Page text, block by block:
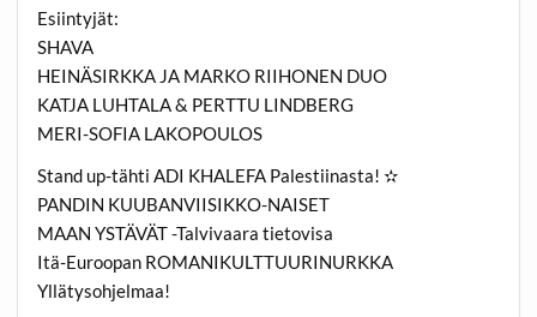
Esiintyjät:
SHAVA
HEINÄSIRKKA JA MARKO RIIHONEN DUO
KATJA LUHTALA & PERTTU LINDBERG
MERI-SOFIA LAKOPOULOS
Stand up-tähti ADI KHALEFA Palestiinasta! ✫
PANDIN KUUBANVIISIKKO-NAISET
MAAN YSTÄVÄT -Talvivaara tietovisa
Itä-Euroopan ROMANIKULTTUURINURKKA
Yllätysohjelmaa!